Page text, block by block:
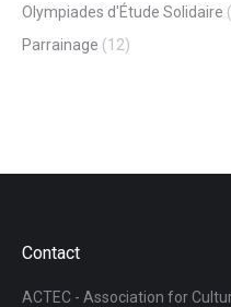
Olympiades d'Étude Solidaire
Parrainage (12)
Contact
ACTEC - Association for